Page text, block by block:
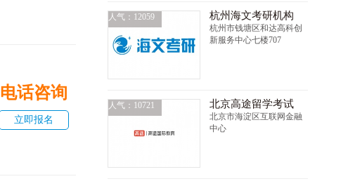
电话咨询
立即报名
人气：12059 杭州海文考研机构
杭州市钱塘区和达高科创
新服务中心七楼707
人气：10721 北京高途留学考试
北京市海淀区互联网金融
中心